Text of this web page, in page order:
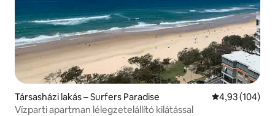
Társasházi lakás – Surfers Paradise Átlagos
4,93 (104)
Vízparti apartman lélegzetelállító kilátással